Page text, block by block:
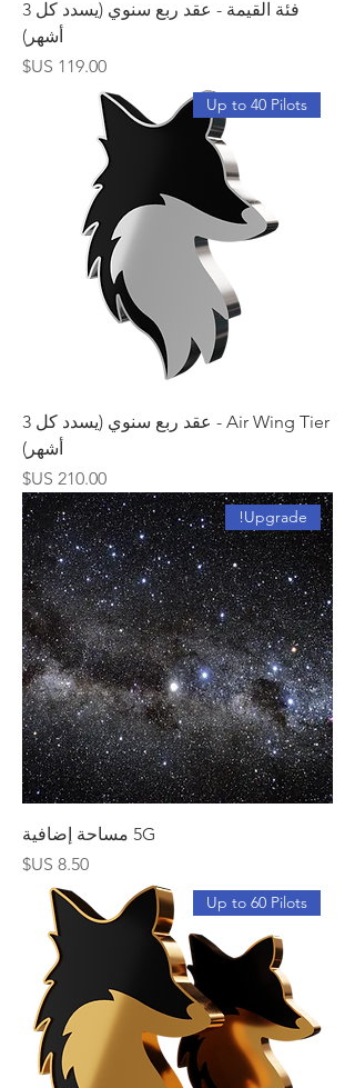
فئة القيمة - عقد ربع سنوي (يسدد كل 3
أشهر)
السعر
Up to 40 Pilots
Air Wing Tier - عقد ربع سنوي (يسدد كل 3
أشهر)
السعر
Upgrade!
5G مساحة إضافية
السعر
Up to 60 Pilots